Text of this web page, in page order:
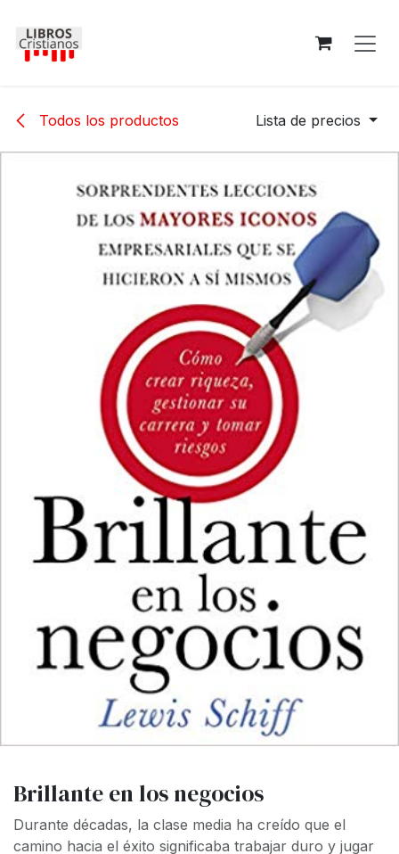
Todos los productos Lista de precios
Brillante en los negocios
Durante décadas, la clase media ha creído que el
camino hacia el éxito significaba trabajar duro y jugar